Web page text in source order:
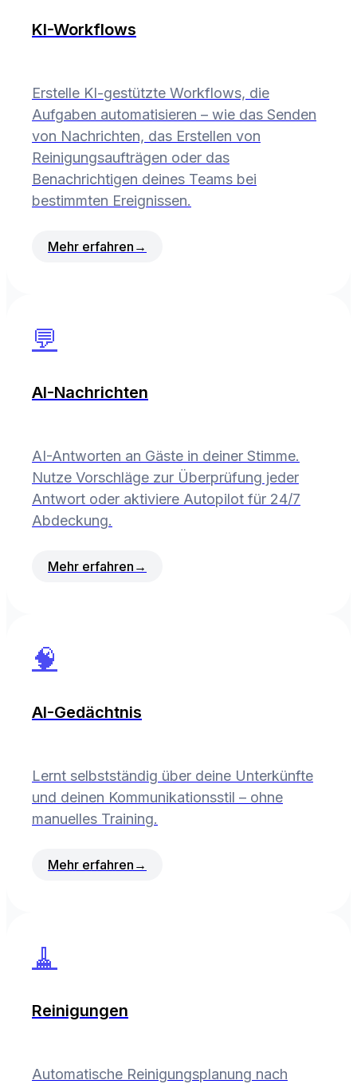
KI-Workflows
Erstelle KI-gestützte Workflows, die
Aufgaben automatisieren – wie das Senden
von Nachrichten, das Erstellen von
Reinigungsaufträgen oder das
Benachrichtigen deines Teams bei
bestimmten Ereignissen.
Mehr erfahren →
💬
AI-Nachrichten
AI-Antworten an Gäste in deiner Stimme.
Nutze Vorschläge zur Überprüfung jeder
Antwort oder aktiviere Autopilot für 24/7
Abdeckung.
Mehr erfahren →
🧠
AI-Gedächtnis
Lernt selbstständig über deine Unterkünfte
und deinen Kommunikationsstil – ohne
manuelles Training.
Mehr erfahren →
🧹
Reinigungen
Automatische Reinigungsplanung nach